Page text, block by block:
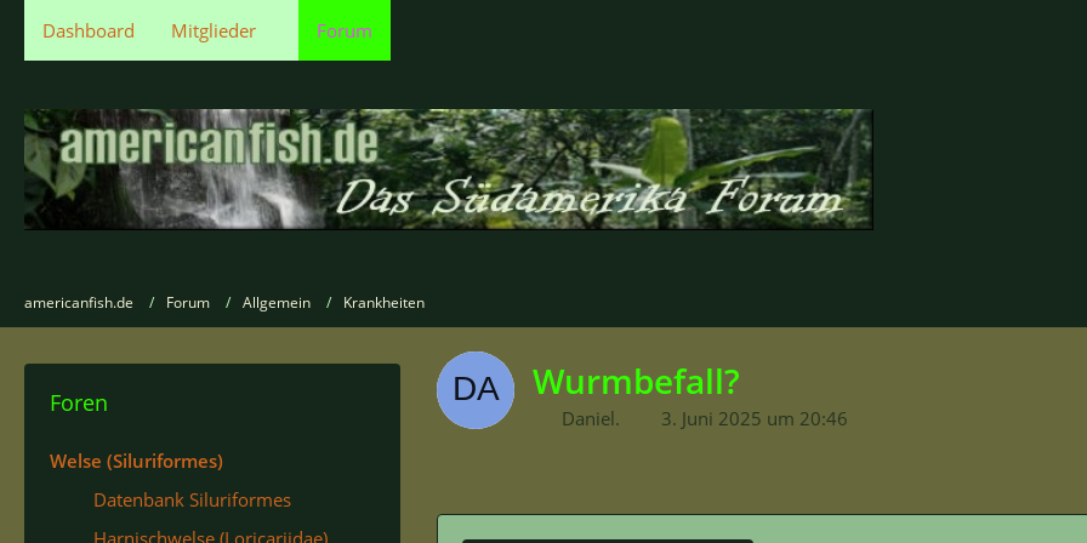
Dashboard Mitglieder Forum
americanfish.de Forum Allgemein Krankheiten
Foren
Welse (Siluriformes)
Datenbank Siluriformes
Harnischwelse (Loricariidae)
Wurmbefall?
Daniel. 3. Juni 2025 um 20:46